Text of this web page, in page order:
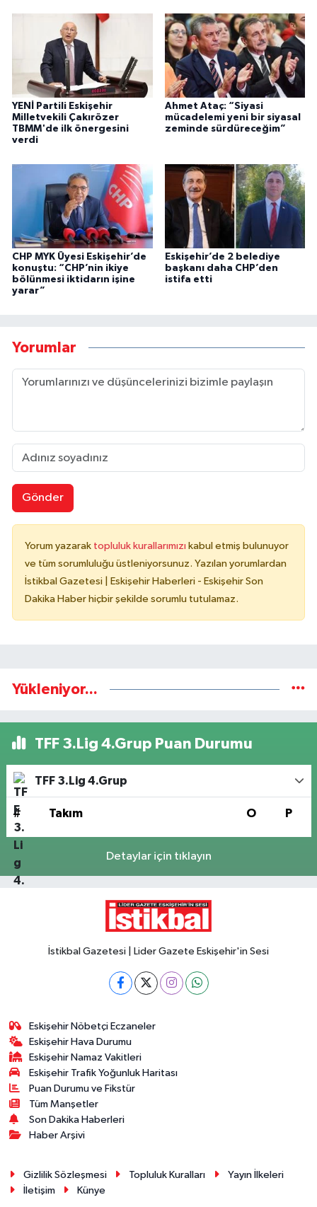
YENİ Partili Eskişehir
Milletvekili Çakırözer
TBMM'de ilk önergesini
verdi
Ahmet Ataç: “Siyasi
mücadelemi yeni bir siyasal
zeminde sürdüreceğim”
CHP MYK Üyesi Eskişehir’de
konuştu: “CHP’nin ikiye
bölünmesi iktidarın işine
yarar”
Eskişehir’de 2 belediye
başkanı daha CHP’den
istifa etti
Yorumlar
Gönder
Yorum yazarak topluluk kurallarımızı kabul etmiş bulunuyor
ve tüm sorumluluğu üstleniyorsunuz. Yazılan yorumlardan
İstikbal Gazetesi | Eskişehir Haberleri - Eskişehir Son
Dakika Haber hiçbir şekilde sorumlu tutulamaz.
Yükleniyor...
TFF 3.Lig 4.Grup Puan Durumu
TFF 3.Lig 4.Grup
# Takım O P
Detaylar için tıklayın
İstikbal Gazetesi | Lider Gazete Eskişehir'in Sesi
Eskişehir Nöbetçi Eczaneler
Eskişehir Hava Durumu
Eskişehir Namaz Vakitleri
Eskişehir Trafik Yoğunluk Haritası
Puan Durumu ve Fikstür
Tüm Manşetler
Son Dakika Haberleri
Haber Arşivi
Gizlilik Sözleşmesi Topluluk Kuralları
Yayın İlkeleri
İletişim
Künye